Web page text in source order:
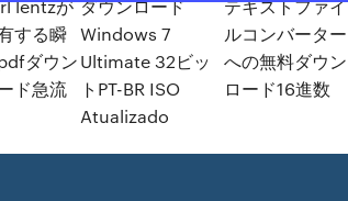
lentzが
する瞬
ダウン
ド急流
ダウンロード
Windows 7
Ultimate 32ビッ
トPT-BR ISO
Atualizado
テキストファイ
ルコンバーター
への無料ダウン
ロード16進数